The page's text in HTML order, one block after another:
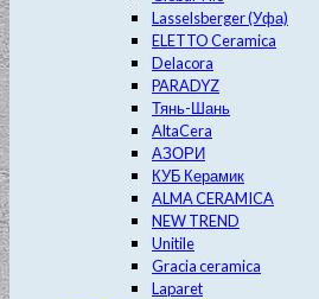
Lasselsberger (Уфа)
ELETTO Ceramica
Delacora
PARADYZ
Тянь-Шань
AltaCera
АЗОРИ
КУБ Керамик
ALMA CERAMICA
NEW TREND
Unitile
Gracia ceramica
Laparet